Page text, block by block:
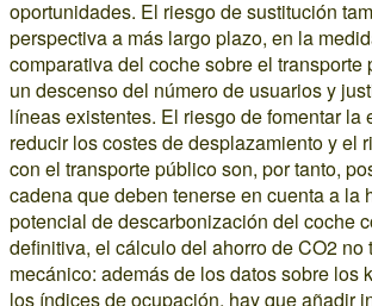
oportunidades. El riesgo de sustitución
perspectiva a más largo plazo, en la
comparativa del coche sobre el
un descenso del número de usuarios y
líneas existentes. El riesgo de fomentar la
reducir los costes de desplazamiento y el
con el transporte público son, por tanto,
cadena que deben tenerse en cuenta a la
potencial de descarbonización del coche
definitiva, el cálculo del ahorro de CO2 no
mecánico: además de los datos sobre los
los índices de ocupación, hay que añadir